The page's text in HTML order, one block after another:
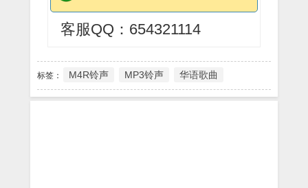
客服QQ：654321114
标签： M4R铃声 MP3铃声 华语歌曲